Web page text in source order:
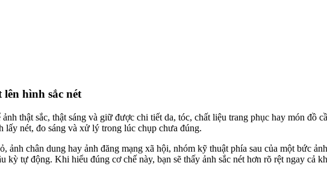
hình sắc nét
thật sắc, thật sáng và giữ được chi tiết da, tóc, chất liệu trang phục hay món đồ
lấy nét, đo sáng và xử lý trong lúc chụp chưa đúng.
ảnh chân dung hay ảnh đăng mạng xã hội, nhóm kỹ thuật phía sau của một bức
kỳ tự động. Khi hiểu đúng cơ chế này, bạn sẽ thấy ảnh sắc nét hơn rõ rệt ngay cả